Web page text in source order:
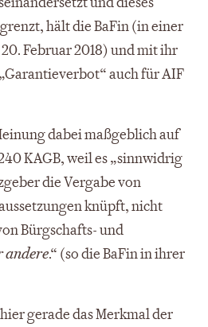
hält die BaFin (in einer
Februar 2018) und mit ihr
auch für AIF
dabei maßgeblich auf
KAGB, weil es „sinnwidrig
die Vergabe von
knüpft, nicht
Bürgschafts- und
andere.“ (so die BaFin in ihrer
gerade das Merkmal der